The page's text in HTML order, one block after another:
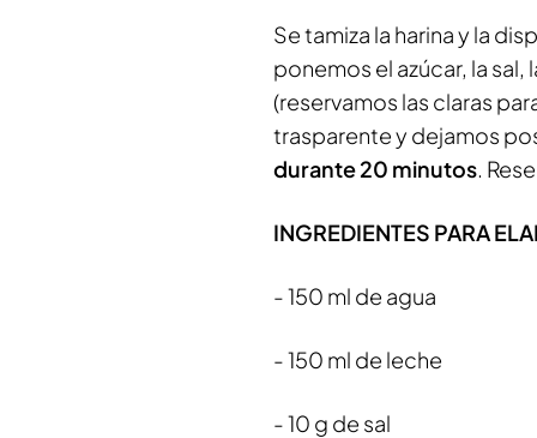
Se tamiza la harina y la
ponemos el azúcar, la sal,
(reservamos las claras
trasparente y dejamos
durante 20 minutos.
INGREDIENTES PARA
- 150 ml de agua
- 150 ml de leche
- 10 g de sal